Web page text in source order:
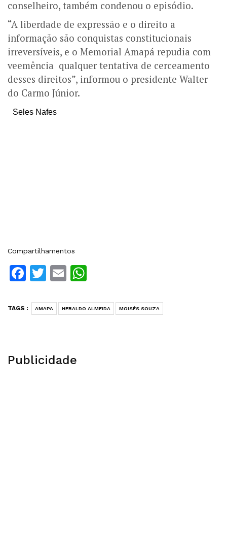
conselheiro, também condenou o episódio.
“A liberdade de expressão e o direito a
informação são conquistas constitucionais
irreversíveis, e o Memorial Amapá repudia com
veemência qualquer tentativa de cerceamento
desses direitos”, informou o presidente Walter
do Carmo Júnior.
Seles Nafes
Compartilhamentos
Facebook
Twitter
Email
TAGS : AMAPA HERALDO ALMEIDA MOISÉS SOUZA
Publicidade